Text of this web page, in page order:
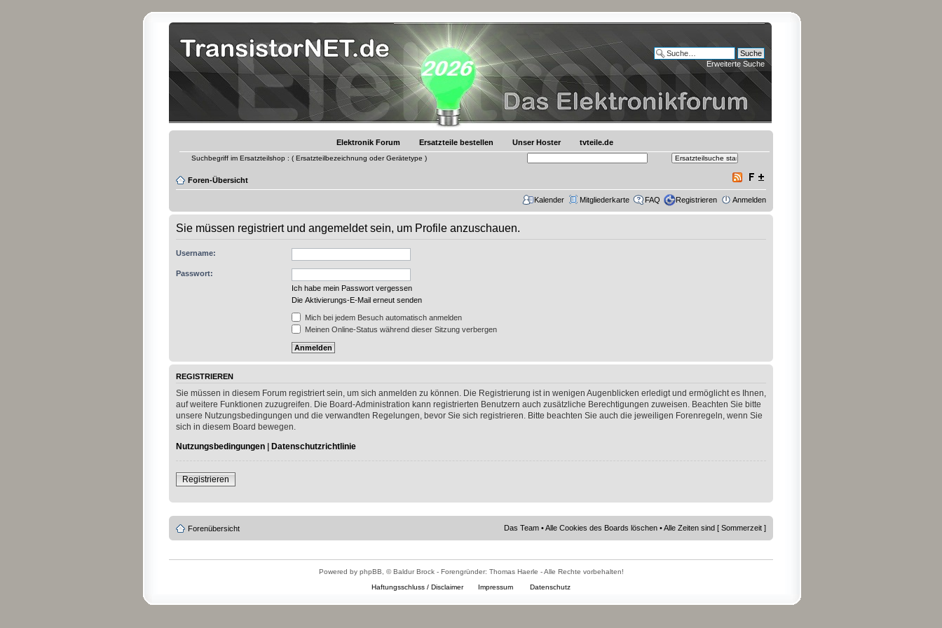
Erweiterte Suche
Elektronik Forum Ersatzteile bestellen Unser Hoster tvteile.de
Suchbegriff im Ersatzteilshop : ( Ersatzteilbezeichnung oder Gerätetype )
Foren-Übersicht
Kalender Mitgliederkarte FAQ Registrieren Anmelden
Sie müssen registriert und angemeldet sein, um Profile anzuschauen.
Username:
Passwort:
Ich habe mein Passwort vergessen
Die Aktivierungs-E-Mail erneut senden
Mich bei jedem Besuch automatisch anmelden
Meinen Online-Status während dieser Sitzung verbergen
REGISTRIEREN
Sie müssen in diesem Forum registriert sein, um sich anmelden zu können. Die Registrierung ist in wenigen Augenblicken erledigt und ermöglicht es Ihnen,
auf weitere Funktionen zuzugreifen. Die Board-Administration kann registrierten Benutzern auch zusätzliche Berechtigungen zuweisen. Beachten Sie bitte
unsere Nutzungsbedingungen und die verwandten Regelungen, bevor Sie sich registrieren. Bitte beachten Sie auch die jeweiligen Forenregeln, wenn Sie
sich in diesem Board bewegen.
Nutzungsbedingungen | Datenschutzrichtlinie
Registrieren
Forenübersicht Das Team •Alle Cookies des Boards löschen • Alle Zeiten sind [ Sommerzeit ]
Powered by phpBB, © Baldur Brock - Forengründer: Thomas Haerle - Alle Rechte vorbehalten!
Haftungsschluss / Disclaimer
Impressum Datenschutz